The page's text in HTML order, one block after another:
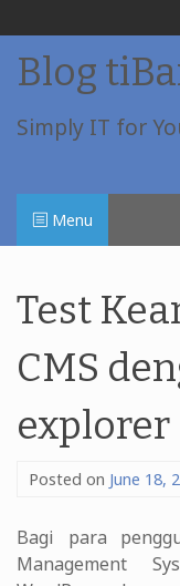
Skip
content
Blog
Simply IT for
Menu
Test
CMS
explorer
Posted on June 18,
Bagi para
Management